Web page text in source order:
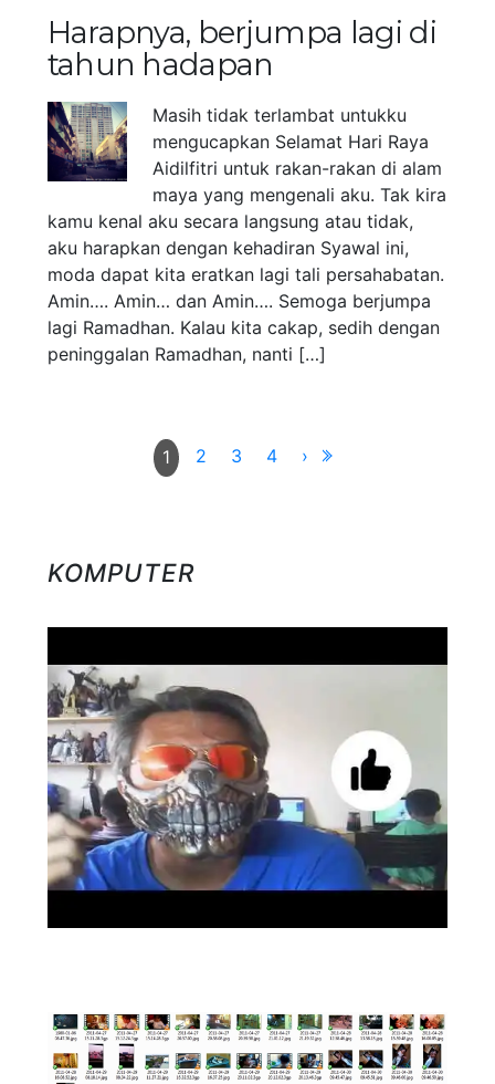
Harapnya, berjumpa lagi di
tahun hadapan
Masih tidak terlambat untukku
mengucapkan Selamat Hari Raya
Aidilfitri untuk rakan-rakan di alam
maya yang mengenali aku. Tak kira
kamu kenal aku secara langsung atau tidak,
aku harapkan dengan kehadiran Syawal ini,
moda dapat kita eratkan lagi tali persahabatan.
Amin…. Amin… dan Amin…. Semoga berjumpa
lagi Ramadhan. Kalau kita cakap, sedih dengan
peninggalan Ramadhan, nanti […]
1 2 3 4 ›
KOMPUTER